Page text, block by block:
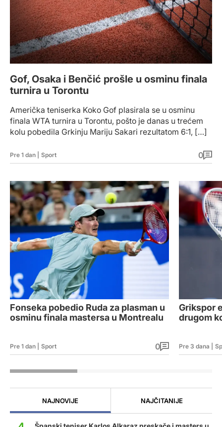
Gof, Osaka i Benčić prošle u osminu finala
turnira u Torontu
Američka teniserka Koko Gof plasirala se u osminu
finala WTA turnira u Torontu, pošto je danas u trećem
kolu pobedila Grkinju Mariju Sakari rezultatom 6:1, […]
Pre 1 dan Sport 0
Fonseka pobedio Ruda za plasman u
osminu finala mastersa u Montrealu
Pre 1 dan Sport 0
Grikspor
drugom
Pre 3 dana
NAJNOVIJE NAJČITANIJE